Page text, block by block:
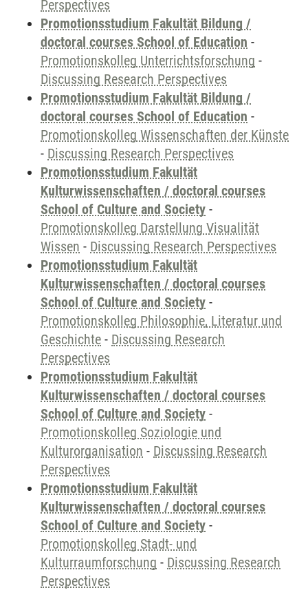
Perspectives
Promotionsstudium Fakultät Bildung /
doctoral courses School of Education -
Promotionskolleg Unterrichtsforschung -
Discussing Research Perspectives
Promotionsstudium Fakultät Bildung /
doctoral courses School of Education -
Promotionskolleg Wissenschaften der Künste
- Discussing Research Perspectives
Promotionsstudium Fakultät
Kulturwissenschaften / doctoral courses
School of Culture and Society -
Promotionskolleg Darstellung Visualität
Wissen - Discussing Research Perspectives
Promotionsstudium Fakultät
Kulturwissenschaften / doctoral courses
School of Culture and Society -
Promotionskolleg Philosophie, Literatur und
Geschichte - Discussing Research
Perspectives
Promotionsstudium Fakultät
Kulturwissenschaften / doctoral courses
School of Culture and Society -
Promotionskolleg Soziologie und
Kulturorganisation - Discussing Research
Perspectives
Promotionsstudium Fakultät
Kulturwissenschaften / doctoral courses
School of Culture and Society -
Promotionskolleg Stadt- und
Kulturraumforschung - Discussing Research
Perspectives